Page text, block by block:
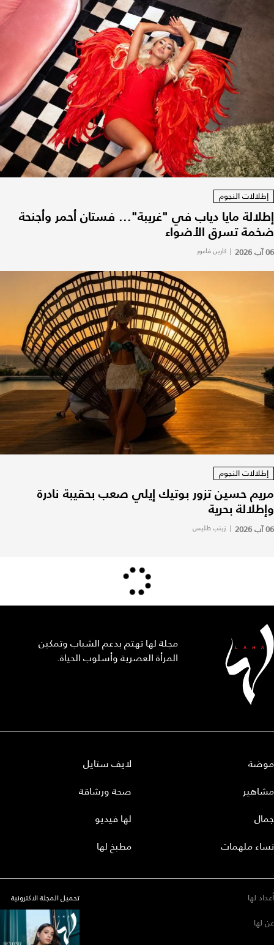
إطلالات النجوم
إطلالة مايا دياب في "غريبة"... فستان أحمر وأجنحة
ضخمة تسرق الأضواء
06 آب 2026 | كارين فاعور
إطلالات النجوم
مريم حسين تزور بوتيك إيلي صعب بحقيبة نادرة
وإطلالة بحرية
06 آب 2026 | زينب طليس
مجلة لها تهتم بدعم الشباب وتمكين
المرأة العصرية وأسلوب الحياة.
موضة
مشاهير
جمال
نساء ملهمات
لايف ستايل
صحة ورشاقة
لها فيديو
مطبخ لها
أعداد لها
عن لها
تحميل المجلة الاكترونية